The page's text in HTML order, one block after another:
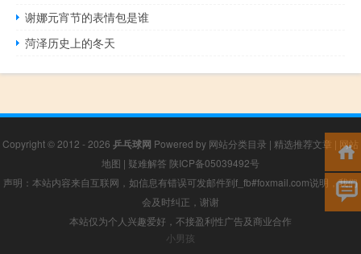
谢娜元宵节的表情包是谁
菏泽历史上的冬天
Copyright © 2012 - 2026 乒乓球网 Powered by 网站分类目录 | 精选推荐文章 | 网站
地图 | 疑难解答 陕ICP备05039492号
声明：本站内容来自互联网，如信息有错误可发邮件到f_fb#foxmail.com说明，我们
会及时纠正，谢谢
本站仅为个人兴趣爱好，不接盈利性广告及商业合作
小男孩